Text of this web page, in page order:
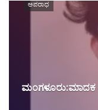
ಅಪರಾಧ
ಮಂಗಳೂರು:ಮಾದಕ